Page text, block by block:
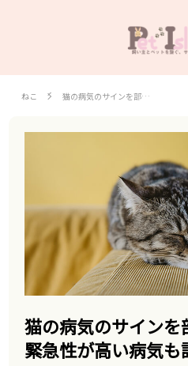
ねこ 猫の病気のサインを部…
猫の病気のサインを
緊急性が高い病気も